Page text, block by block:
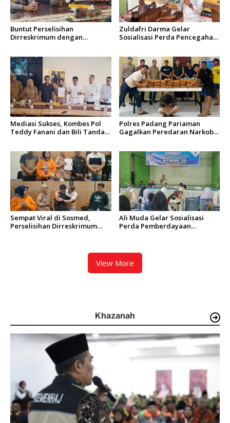
Buntut Perselisihan
Dirreskrimum dengan
Pelajaran Berharga
Zuldafri Darma Gelar
Sosialisasi Perda Pencegahan
Mediasi Sukses, Kombes Pol
Teddy Fanani dan Bili Tanda
Polres Padang Pariaman
Gagalkan Peredaran Narkoba
Sempat Viral di Sosmed,
Perselisihan Dirreskrimum
Ali Muda Gelar Sosialisasi
Perda Pemberdayaan
Lembah Melintang Pasbar
View More
Khazanah